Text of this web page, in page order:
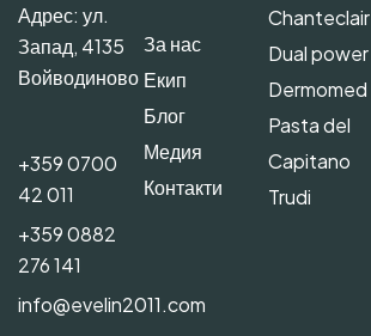
Адрес: ул.
Запад, 4135
Войводиново
+359 0700
42 011
+359 0882
276 141
info@evelin2011.com
За нас
Екип
Блог
Медия
Контакти
Chanteclair
Dual power
Dermomed
Pasta del
Capitano
Trudi